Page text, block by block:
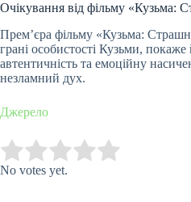
Очікування від фільму «Кузьма:
Прем’єра фільму «Кузьма:
грані особистості Кузьми,
автентичність та емоційну
незламний дух.
Джерело
Rate this item:
No votes yet.